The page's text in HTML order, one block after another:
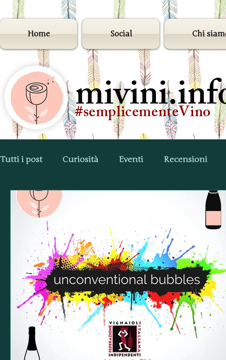
Home Social Chi
#semplicementeVino
Tutti i post Curiosità Eventi Recensioni